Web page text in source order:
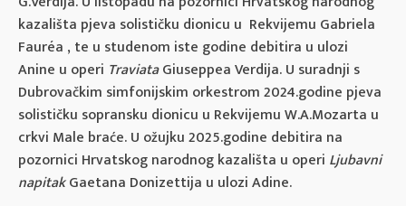
kazališta pjeva solističku dionicu u Rekvijemu Gabriela
Fauréa , te u studenom iste godine debitira u ulozi
Anine u operi TraviataGiuseppea Verdija. U suradnji s
Dubrovačkim simfonijskim orkestrom 2024.godine pjeva
solističku sopransku dionicu u Rekvijemu W.A.Mozarta u
crkvi Male braće. U ožujku 2025.godine debitira na
pozornici Hrvatskog narodnog kazališta u operi Ljubavni
napitakGaetana Donizettija u ulozi Adine.